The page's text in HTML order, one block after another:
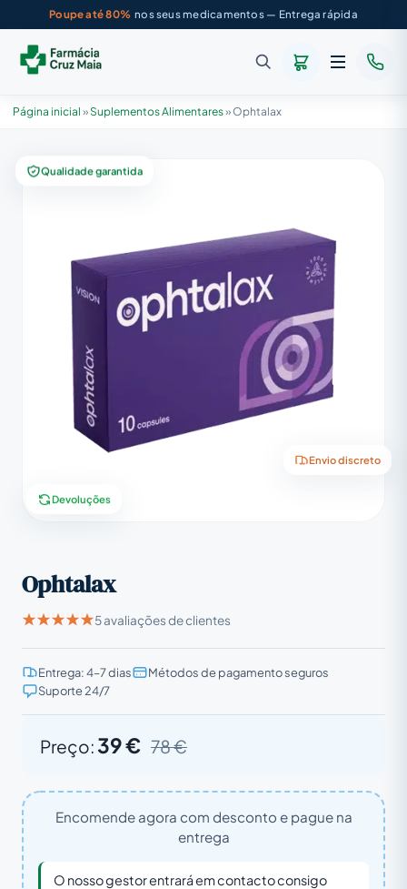
Poupe até 80% nos seus medicamentos — Entrega rápida
Página inicial »Suplementos Alimentares»Ophtalax
Qualidade garantida
Envio discreto
Devoluções
Ophtalax
5 avaliações de clientes
Entrega: 4–7 dias
Métodos de pagamento seguros
Suporte 24/7
Preço:39 € 78 €
Encomende agora com desconto e pague na
entrega
O nosso gestor entrará em contacto consigo